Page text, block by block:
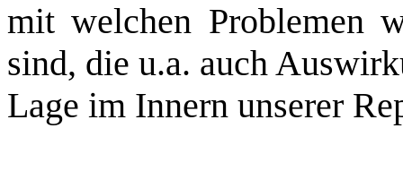
mit welchen Problemen
sind, die u.a. auch
Lage im Innern unserer